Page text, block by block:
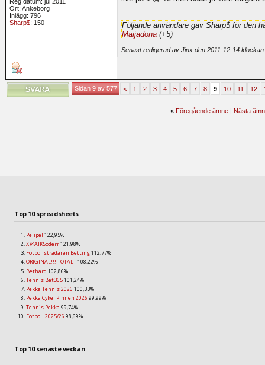
Ort: Ankeborg
Inlägg: 796
Sharp$: 150
Följande användare gav Sharp$ för den
Maijadona (+5)
Senast redigerad av Jinx den 2011-12-14 klockan
Sidan 9 av 577 < 1 2 3 4 5 6 7 8 9 10 11 12
« Föregående ämne| Nästa
Top 10 spreadsheets
Pelipel 122,95%
X @AIKSoderr121,98%
Fotbollstradaren Betting112,77%
ORIGINAL!!! TOTALT108,22%
Bethard 102,86%
Tennis Bet365101,24%
Pekka Tennis 2026 100,33%
Pekka Cykel Pinnen 2026 99,99%
Tennis Pekka 99,74%
Fotboll 2025/26 98,69%
Top 10 senaste veckan